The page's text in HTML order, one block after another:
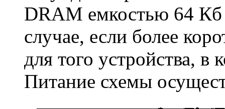
DRAM емкостью 64 Кб
случае, если более
для того устройства, в
Питание схемы